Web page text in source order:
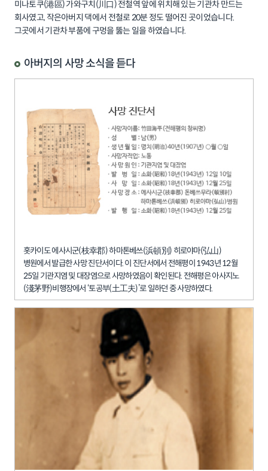
미나토쿠(港區) 가와구치(川口) 전철역 앞에 위치해 있는 기관차 만드는
회사였고, 작은아버지 댁에서 전철로 20분 정도 떨어진 곳이었습니다.
그곳에서 기관차 부품에 구멍을 뚫는 일을 하였습니다.
아버지의 사망 소식을 듣다
홋카이도 에사시군(枝幸郡) 하마톤베쓰(浜頓別) 히로야마(弘山)
병원에서 발급한 사망 진단서이다. 이 진단서에서 전해평이 1943년 12월
25일 기관지염 및 대장염으로 사망하였음이 확인된다. 전해평은 아사지노
(淺茅野)비행장에서 ‘토공부(土工夫)’로 일하던 중 사망하였다.